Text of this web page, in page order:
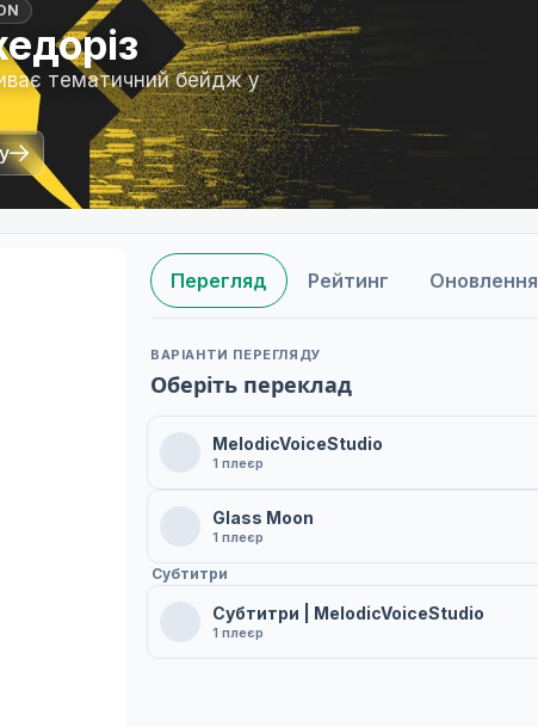
тематичний бейдж у
Перегляд Рейтинг Оновлення
ВАРІАНТИ ПЕРЕГЛЯДУ
Оберіть переклад
MelodicVoiceStudio
1 плеєр
Glass Moon
1 плеєр
Субтитри
Субтитри | MelodicVoiceStudio
1 плеєр